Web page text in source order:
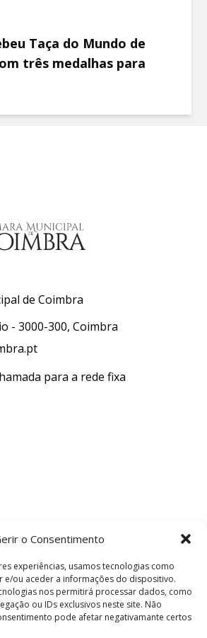
o Consentimento
experiências, usamos tecnologias como
e/ou aceder a informações do dispositivo.
nos permitirá processar dados, como
ou IDs exclusivos neste site. Não
pode afetar negativamante certos
Taça do Mundo de
três medalhas para
de Coimbra
- 3000-300, Coimbra
para a rede fixa